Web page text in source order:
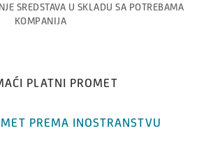
SREDSTAVA U SKLADU SA POTREBAMA
KOMPANIJA
PLATNI PROMET
PREMA INOSTRANSTVU